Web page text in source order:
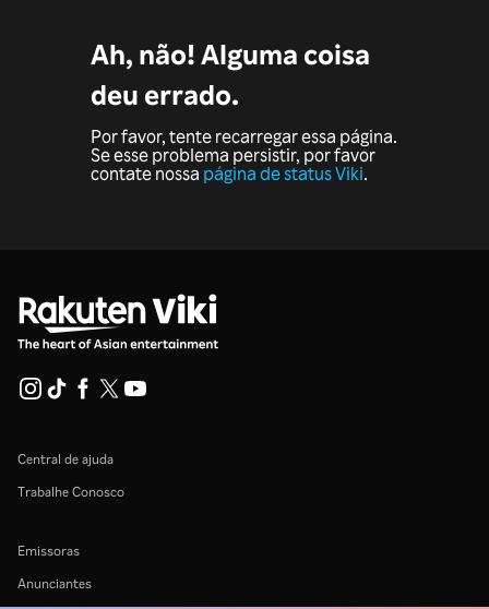
Ah, não! Alguma coisa
deu errado.
Por favor, tente recarregar essa página.
Se esse problema persistir, por favor
contate nossa página de status Viki.
Central de ajuda
Trabalhe Conosco
Emissoras
Anunciantes